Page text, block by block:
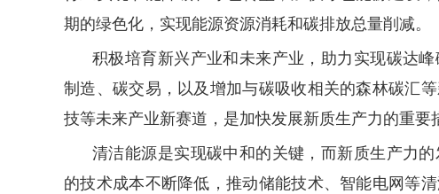
期的绿色化，实现能源资源消耗和碳排放总量削减。
积极培育新兴产业和未来产业，助力实现碳达
制造、碳交易，以及增加与碳吸收相关的森林碳汇
技等未来产业新赛道，是加快发展新质生产力的重要
清洁能源是实现碳中和的关键，而新质生产力
的技术成本不断降低，推动储能技术、智能电网等